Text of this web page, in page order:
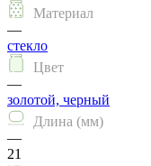
Материал
—
стекло
Цвет
—
золотой, черный
Длина (мм)
—
21